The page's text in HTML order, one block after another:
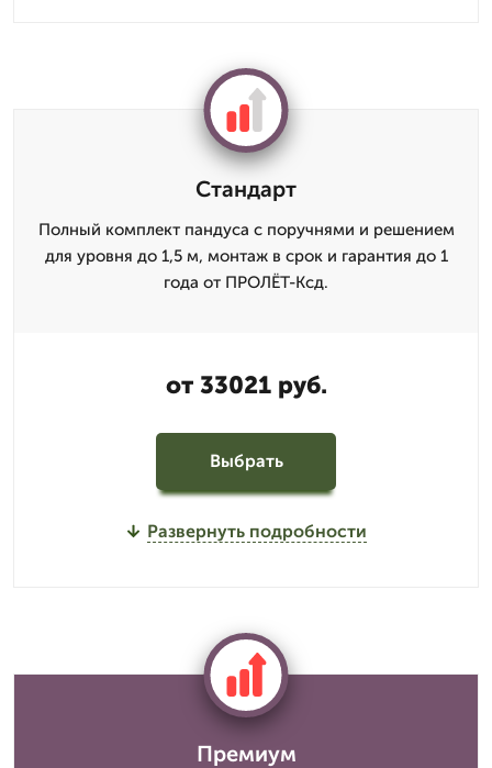
Стандарт
Полный комплект пандуса с поручнями и решением
для уровня до 1,5 м, монтаж в срок и гарантия до 1
года от ПРОЛЁТ-Ксд.
от 33021 руб.
Выбрать
Развернуть подробности
Премиум